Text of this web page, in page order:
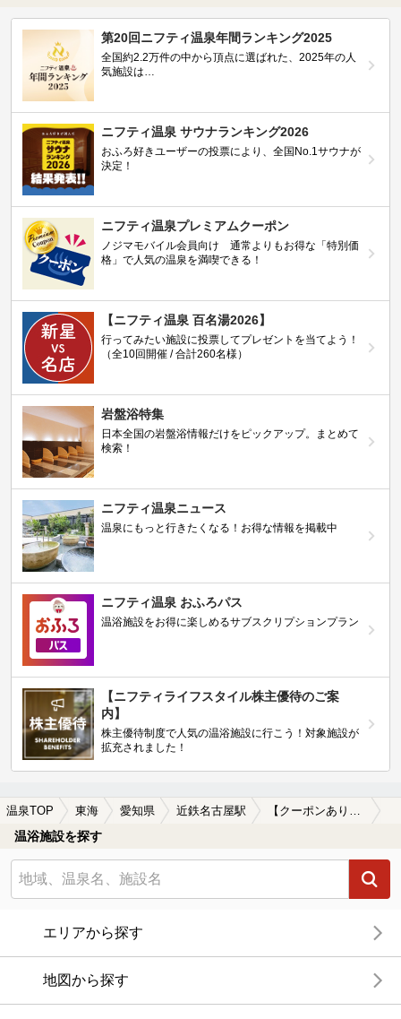
第20回ニフティ温泉年間ランキング2025
全国約2.2万件の中から頂点に選ばれた、2025年の人
気施設は…
ニフティ温泉 サウナランキング2026
おふろ好きユーザーの投票により、全国No.1サウナが
決定！
ニフティ温泉プレミアムクーポン
ノジマモバイル会員向け 通常よりもお得な「特別価
格」で人気の温泉を満喫できる！
【ニフティ温泉 百名湯2026】
行ってみたい施設に投票してプレゼントを当てよう！
（全10回開催 / 合計260名様）
岩盤浴特集
日本全国の岩盤浴情報だけをピックアップ。まとめて
検索！
ニフティ温泉ニュース
温泉にもっと行きたくなる！お得な情報を掲載中
ニフティ温泉 おふろパス
温浴施設をお得に楽しめるサブスクリプションプラン
【ニフティライフスタイル株主優待のご案
内】
株主優待制度で人気の温浴施設に行こう！対象施設が
拡充されました！
温泉TOP 東海 愛知県 近鉄名古屋駅 【クーポンあり】近鉄名古屋駅近くの温泉宿・温泉旅館・ホテルおすすめ(2026年版)
温浴施設を探す
エリアから探す
地図から探す